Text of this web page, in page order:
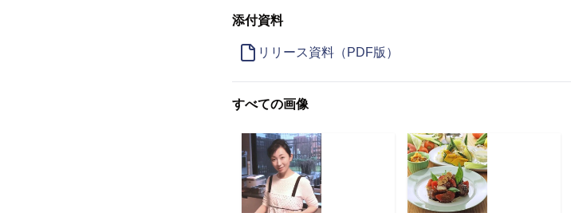
添付資料
リリース資料（PDF版）
すべての画像